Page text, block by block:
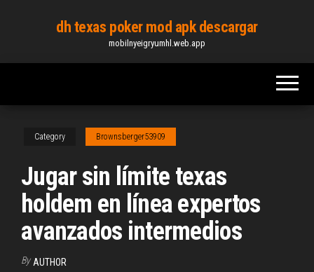
content
dh texas poker mod apk descargar
mobilnyeigryumhl.web.app
Category Brownsberger53909
Jugar sin límite texas
holdem en línea expertos
avanzados intermedios
By AUTHOR